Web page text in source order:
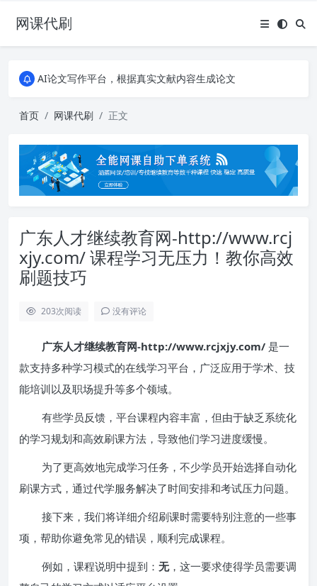
网课代刷
AI论文写作平台，根据真实文献内容生成论文
全能网课平台，大学生网课、成教、培训、继续教育。现已接入代刷代考项目3000+
全能网课平台，大学生网课、成教、培训、继续教育。现已接入代刷代考项目3000+
首页 网课代刷 正文
广东人才继续教育网-http://www.rcj
xjy.com/ 课程学习无压力！教你高效
刷题技巧
203次阅读 没有评论
广东人才继续教育网-http://www.rcjxjy.com/ 是一
款支持多种学习模式的在线学习平台，广泛应用于学术、技
能培训以及职场提升等多个领域。
有些学员反馈，平台课程内容丰富，但由于缺乏系统化
的学习规划和高效刷课方法，导致他们学习进度缓慢。
为了更高效地完成学习任务，不少学员开始选择自动化
刷课方式，通过代学服务解决了时间安排和考试压力问题。
接下来，我们将详细介绍刷课时需要特别注意的一些事
项，帮助你避免常见的错误，顺利完成课程。
例如，课程说明中提到： 无，这一要求使得学员需要调